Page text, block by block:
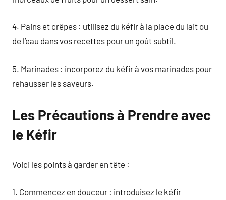
4. Pains et crêpes : utilisez du kéfir à la place du lait ou
de l’eau dans vos recettes pour un goût subtil.
5. Marinades : incorporez du kéfir à vos marinades pour
rehausser les saveurs.
Les Précautions à Prendre avec
le Kéfir
Voici les points à garder en tête :
1. Commencez en douceur : introduisez le kéfir